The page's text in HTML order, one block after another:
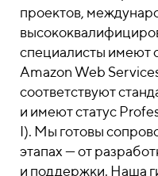
проектов,
специалисты имеют
Amazon Web
соответствуют
и имеют статус
I). Мы готовы
этапах — от
и поддержки. Наша